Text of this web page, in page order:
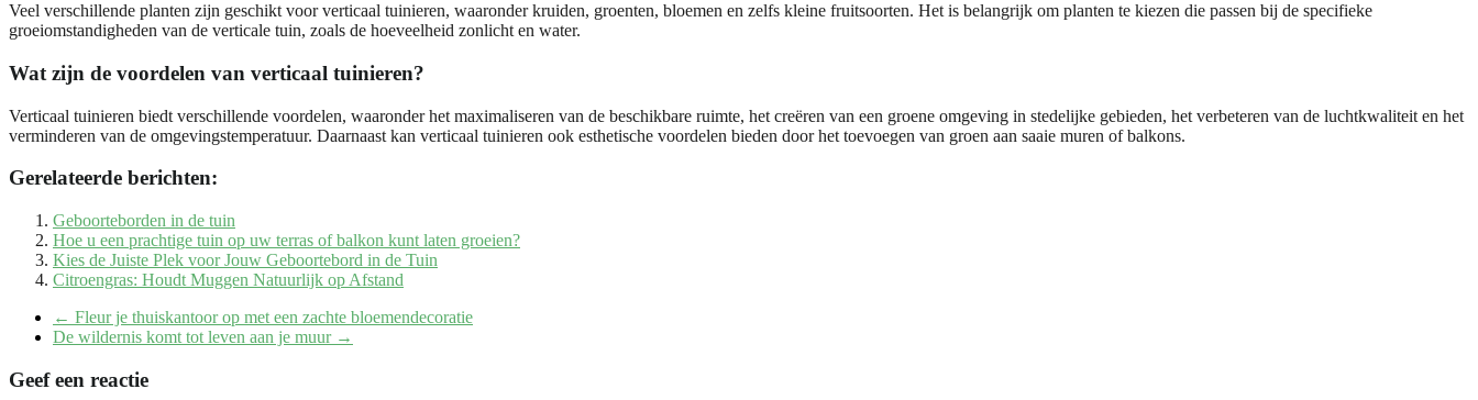
Veel verschillende planten zijn geschikt voor verticaal tuinieren, waaronder kruiden, groenten, bloemen en zelfs kleine fruitsoorten. Het is belangrijk om planten te kiezen die passen bij de specifieke
groeiomstandigheden van de verticale tuin, zoals de hoeveelheid zonlicht en water.
Wat zijn de voordelen van verticaal tuinieren?
Verticaal tuinieren biedt verschillende voordelen, waaronder het maximaliseren van de beschikbare ruimte, het creëren van een groene omgeving in stedelijke gebieden, het verbeteren van de luchtkwaliteit en het
verminderen van de omgevingstemperatuur. Daarnaast kan verticaal tuinieren ook esthetische voordelen bieden door het toevoegen van groen aan saaie muren of balkons.
Gerelateerde berichten:
Geboorteborden in de tuin
Hoe u een prachtige tuin op uw terras of balkon kunt laten groeien?
Kies de Juiste Plek voor Jouw Geboortebord in de Tuin
Citroengras: Houdt Muggen Natuurlijk op Afstand
← Fleur je thuiskantoor op met een zachte bloemendecoratie
De wildernis komt tot leven aan je muur →
Geef een reactie